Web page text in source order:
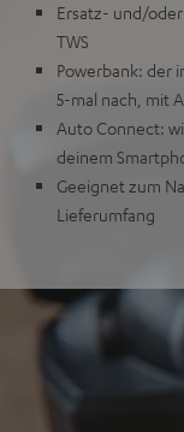
Ersatz- und/oder
TWS
Powerbank: der
5-mal nach, mit
Auto Connect:
deinem
Geeignet zum
Lieferumfang